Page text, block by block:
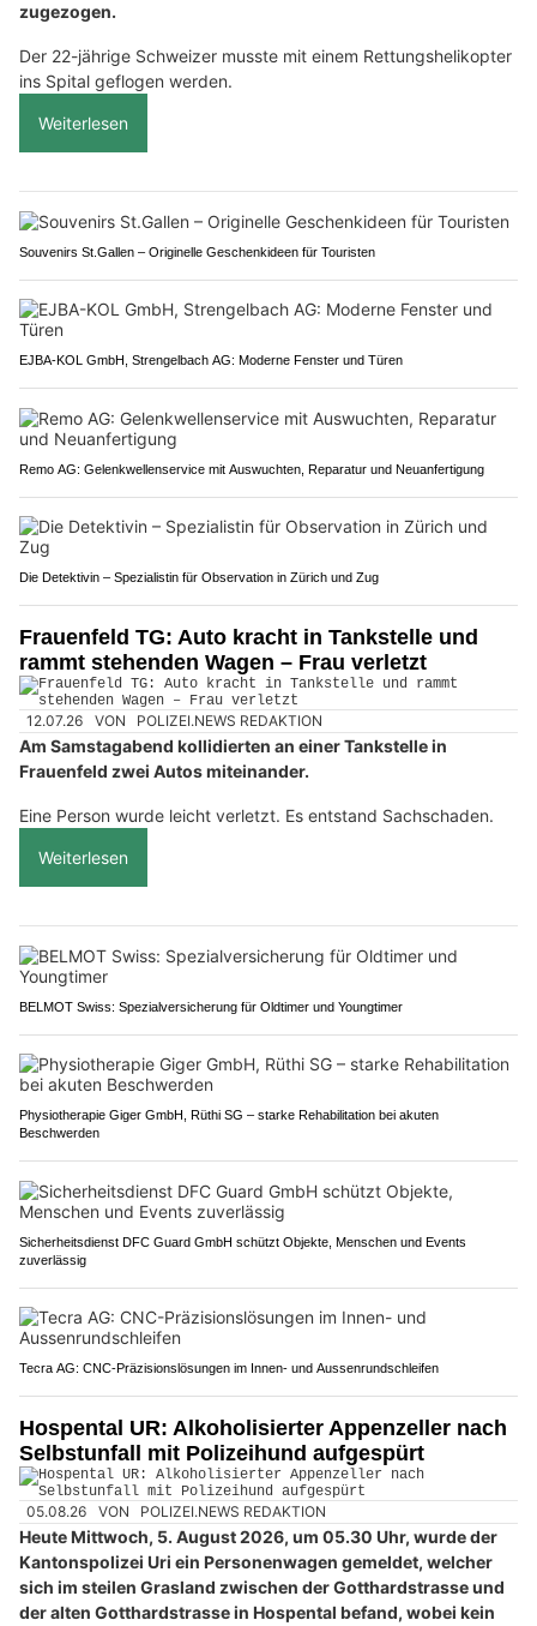
zugezogen.
Der 22-jährige Schweizer musste mit einem Rettungshelikopter
ins Spital geflogen werden.
Weiterlesen
Souvenirs St.Gallen – Originelle Geschenkideen für Touristen
EJBA-KOL GmbH, Strengelbach AG: Moderne Fenster und Türen
Remo AG: Gelenkwellenservice mit Auswuchten, Reparatur und Neuanfertigung
Die Detektivin – Spezialistin für Observation in Zürich und Zug
Frauenfeld TG: Auto kracht in Tankstelle und
rammt stehenden Wagen – Frau verletzt
12.07.26 VON POLIZEI.NEWS REDAKTION
Am Samstagabend kollidierten an einer Tankstelle in
Frauenfeld zwei Autos miteinander.
Eine Person wurde leicht verletzt. Es entstand Sachschaden.
Weiterlesen
BELMOT Swiss: Spezialversicherung für Oldtimer und Youngtimer
Physiotherapie Giger GmbH, Rüthi SG – starke Rehabilitation bei akuten
Beschwerden
Sicherheitsdienst DFC Guard GmbH schützt Objekte, Menschen und Events
zuverlässig
Tecra AG: CNC-Präzisionslösungen im Innen- und Aussenrundschleifen
Hospental UR: Alkoholisierter Appenzeller nach
Selbstunfall mit Polizeihund aufgespürt
05.08.26 VON POLIZEI.NEWS REDAKTION
Heute Mittwoch, 5. August 2026, um 05.30 Uhr, wurde der
Kantonspolizei Uri ein Personenwagen gemeldet, welcher
sich im steilen Grasland zwischen der Gotthardstrasse und
der alten Gotthardstrasse in Hospental befand, wobei kein